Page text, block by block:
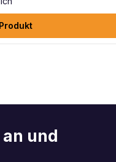
und